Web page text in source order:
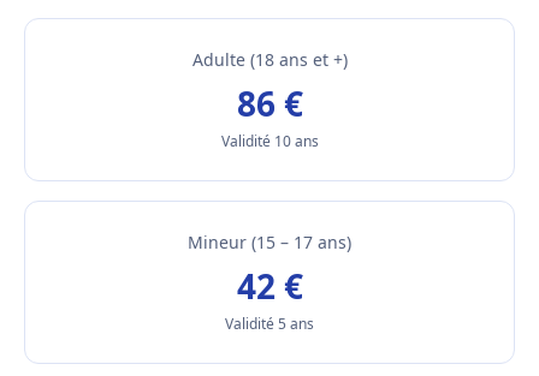
Adulte (18 ans et +)
86 €
Validité 10 ans
Mineur (15 – 17 ans)
42 €
Validité 5 ans